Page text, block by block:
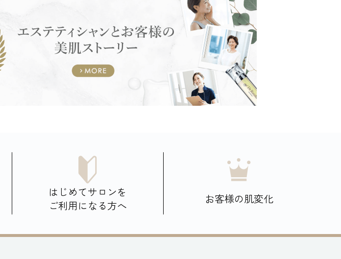
はじめてサロンを
ご利用になる方へ
お客様の肌変化